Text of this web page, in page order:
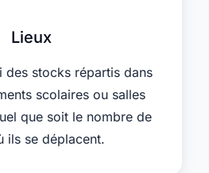
Lieux
des stocks répartis dans
scolaires ou salles
que soit le nombre de
ils se déplacent.